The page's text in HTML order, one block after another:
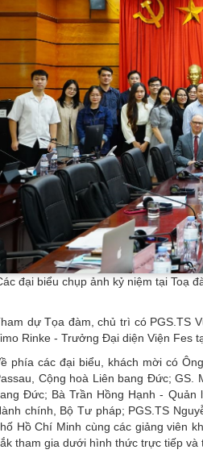
đại biểu chụp ảnh kỷ niệm tại Toạ
dự Tọa đàm, chủ trì có PGS.TS
Rinke - Trưởng Đại diện Viện Fes
phía các đại biểu, khách mời có
Cộng hoà Liên bang Đức; GS.
Đức; Bà Trần Hồng Hạnh -
chính, Bộ Tư pháp; PGS.TS
Hồ Chí Minh cùng các giảng viên
tham gia dưới hình thức trực tiếp và